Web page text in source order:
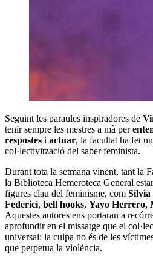
Seguint les paraules inspiradores de
tenir sempre les mestres a mà per
respostes i actuar, la facultat ha fet
col·lectivització del saber feminista.
Durant tota la setmana vinent, tant la
la Biblioteca Hemeroteca General
figures clau del feminisme, com Silvia
Federici, bell hooks, Yayo Herrero,
Aquestes autores ens portaran a
aprofundir en el missatge que el
universal: la culpa no és de les
que perpetua la violència.